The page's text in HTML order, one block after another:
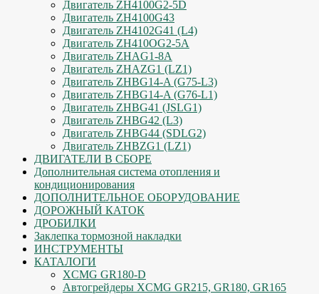
Двигатель ZH4100G2-5D
Двигатель ZH4100G43
Двигатель ZH4102G41 (L4)
Двигатель ZH410OG2-5A
Двигатель ZHAG1-8A
Двигатель ZHAZG1 (LZ1)
Двигатель ZHBG14-A (G75-L3)
Двигатель ZHBG14-A (G76-L1)
Двигатель ZHBG41 (JSLG1)
Двигатель ZHBG42 (L3)
Двигатель ZHBG44 (SDLG2)
Двигатель ZHBZG1 (LZ1)
ДВИГАТЕЛИ В СБОРЕ
Дополнительная система отопления и
кондиционирования
ДОПОЛНИТЕЛЬНОЕ ОБОРУДОВАНИЕ
ДОРОЖНЫЙ КАТОК
ДРОБИЛКИ
Заклепка тормозной накладки
ИНСТРУМЕНТЫ
КАТАЛОГИ
XCMG GR180-D
Автогрейдеры XCMG GR215, GR180, GR165